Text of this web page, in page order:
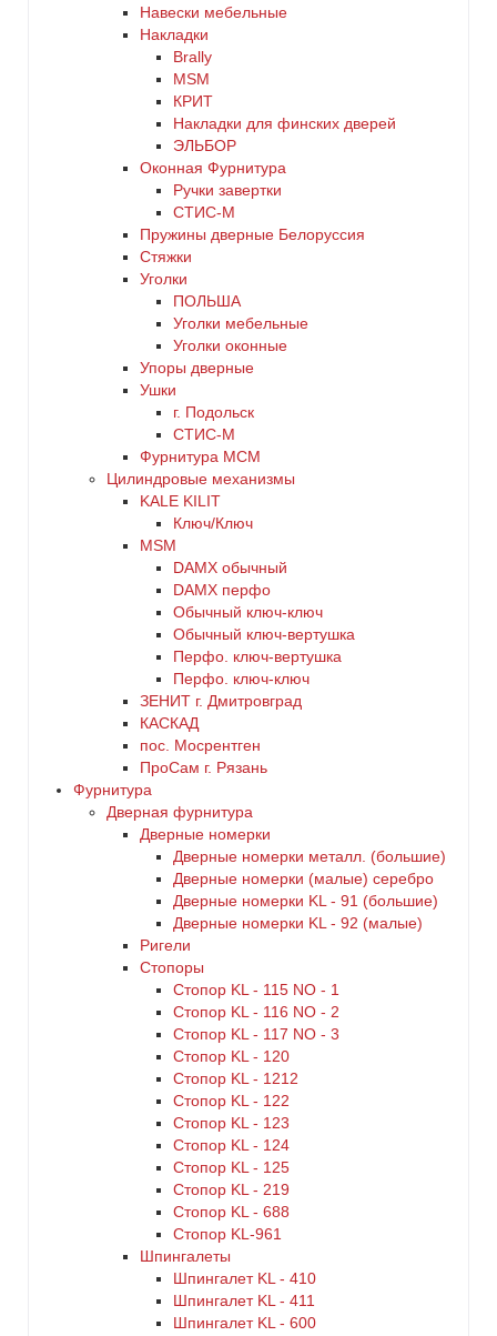
Навески мебельные
Накладки
Brally
MSM
КРИТ
Накладки для финских дверей
ЭЛЬБОР
Оконная Фурнитура
Ручки завертки
СТИС-М
Пружины дверные Белоруссия
Стяжки
Уголки
ПОЛЬША
Уголки мебельные
Уголки оконные
Упоры дверные
Ушки
г. Подольск
СТИС-М
Фурнитура МСМ
Цилиндровые механизмы
KALE KILIT
Ключ/Ключ
MSM
DАMX обычный
DАMX перфо
Oбычный ключ-ключ
Обычный ключ-вертушка
Перфо. ключ-вертушка
Перфо. ключ-ключ
ЗЕНИТ г. Дмитровград
КАСКАД
пос. Мосрентген
ПроСам г. Рязань
Фурнитура
Дверная фурнитура
Дверные номерки
Дверные номерки металл. (большие)
Дверные номерки (малые) серебро
Дверные номерки KL - 91 (большие)
Дверные номерки KL - 92 (малые)
Ригели
Стопоры
Стопор KL - 115 NO - 1
Стопор KL - 116 NO - 2
Стопор KL - 117 NO - 3
Стопор KL - 120
Стопор KL - 1212
Стопор KL - 122
Стопор KL - 123
Стопор KL - 124
Стопор KL - 125
Стопор KL - 219
Стопор KL - 688
Стопор KL-961
Шпингалеты
Шпингалет KL - 410
Шпингалет KL - 411
Шпингалет KL - 600